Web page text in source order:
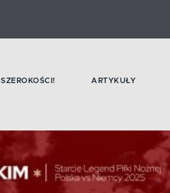
SZEROKOŚCI! ARTYKUŁY